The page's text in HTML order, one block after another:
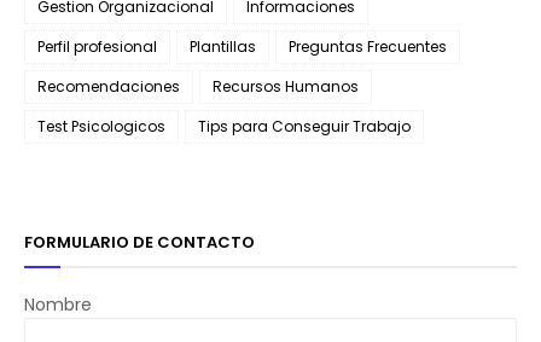
Gestion Organizacional
Informaciones
Perfil profesional
Plantillas
Preguntas Frecuentes
Recomendaciones
Recursos Humanos
Test Psicologicos
Tips para Conseguir Trabajo
FORMULARIO DE CONTACTO
Nombre